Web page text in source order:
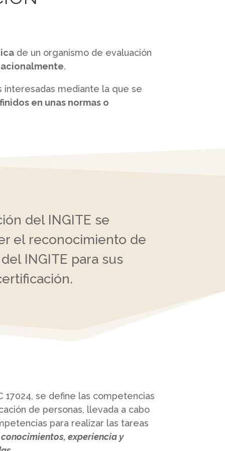
de un organismo de evaluación
.
mediante la que se
en unas normas o
del INGITE se
el reconocimiento de
INGITE para sus
se define las competencias
de personas, llevada a cabo
para realizar las tareas
experiencia y